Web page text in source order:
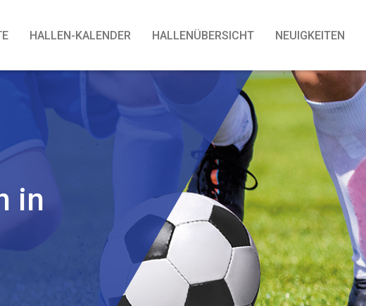
HALLEN-KALENDER HALLENÜBERSICHT NEUIGKEITEN
in